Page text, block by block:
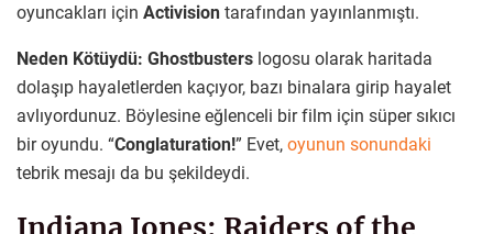
oyuncakları için Activision tarafından yayınlanmıştı.
Neden Kötüydü: Ghostbusters logosu olarak haritada
dolaşıp hayaletlerden kaçıyor, bazı binalara girip hayalet
avlıyordunuz. Böylesine eğlenceli bir film için süper sıkıcı
bir oyundu. “Conglaturation!” Evet, oyunun sonundaki
tebrik mesajı da bu şekildeydi.